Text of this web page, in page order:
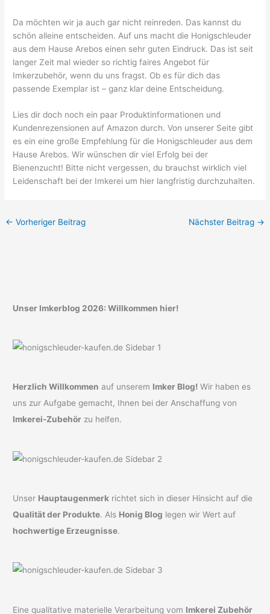
Da möchten wir ja auch gar nicht reinreden. Das kannst du
schön alleine entscheiden. Auf uns macht die Honigschleuder
aus dem Hause Arebos einen sehr guten Eindruck. Das ist seit
langer Zeit mal wieder so richtig faires Angebot für
Imkerzubehör, wenn du uns fragst. Ob es für dich das
passende Exemplar ist – ganz klar deine Entscheidung.
Lies dir doch noch ein paar Produktinformationen und
Kundenrezensionen auf Amazon durch. Von unserer Seite gibt
es ein eine große Empfehlung für die Honigschleuder aus dem
Hause Arebos. Wir wünschen dir viel Erfolg bei der
Bienenzucht! Bitte nicht vergessen, du brauchst wirklich viel
Leidenschaft bei der Imkerei um hier langfristig durchzuhalten.
← Vorheriger Beitrag Nächster Beitrag →
Unser Imkerblog 2026: Willkommen hier!
Herzlich Willkommen auf unserem Imker Blog! Wir haben es
uns zur Aufgabe gemacht, Ihnen bei der Anschaffung von
Imkerei-Zubehör zu helfen.
Unser Hauptaugenmerk richtet sich in dieser Hinsicht auf die
Qualität der Produkte. Als Honig Blog legen wir Wert auf
hochwertige Erzeugnisse.
Eine qualitative materielle Verarbeitung vom Imkerei Zubehör